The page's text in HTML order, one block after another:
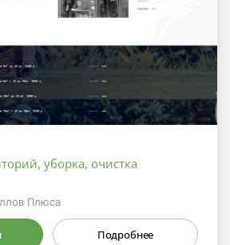
уборка, очистка
Плюса
Подробнее